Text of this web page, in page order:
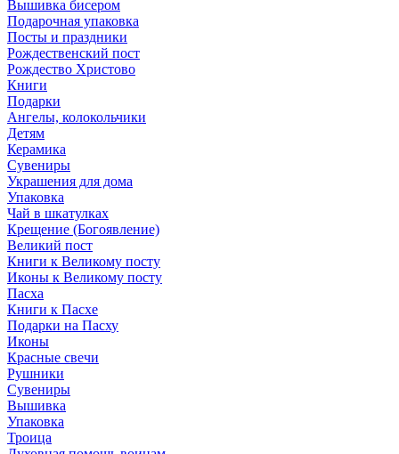
Вышивка бисером
Подарочная упаковка
Посты и праздники
Рождественский пост
Рождество Христово
Книги
Подарки
Ангелы, колокольчики
Детям
Керамика
Сувениры
Украшения для дома
Упаковка
Чай в шкатулках
Крещение (Богоявление)
Великий пост
Книги к Великому посту
Иконы к Великому посту
Пасха
Книги к Пасхе
Подарки на Пасху
Иконы
Красные свечи
Рушники
Сувениры
Вышивка
Упаковка
Троица